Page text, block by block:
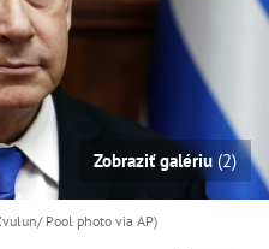
Zobraziť galériu (2)
Pool photo via AP)